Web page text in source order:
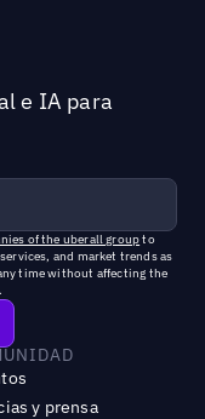
e IA para
of the uberall groupto
and market trends as
time without affecting the
y prensa